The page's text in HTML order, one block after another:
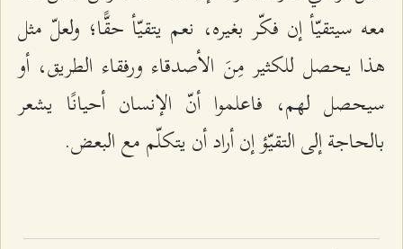
معه سيتقيّأ إن فكّر بغيره، نعم يتقيّأ حقًّا؛ ولعلّ مثل
هذا يحصل للكثير مِنَ الأصدقاء ورفقاء الطريق، أو
سيحصل لهم، فاعلموا أنّ الإنسان أحيانًا يشعر
بالحاجة إلى التقيّؤ إن أراد أن يتكلّم مع البعض.